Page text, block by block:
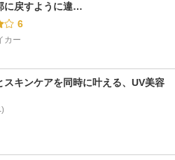
に戻すように違…
6
カー
スキンケアを同時に叶える、UV美容